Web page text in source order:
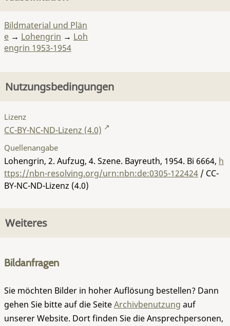
Bildmaterial und Plän
e → Lohengrin → Loh
engrin 1953-1954
Nutzungsbedingungen
Lizenz
CC-BY-NC-ND-Lizenz (4.0)
Quellenangabe
Lohengrin, 2. Aufzug, 4. Szene. Bayreuth, 1954. Bi 6664, h
ttps://nbn-resolving.org/urn:nbn:de:0305-122424 / CC-
BY-NC-ND-Lizenz (4.0)
Weiteres
Bildanfragen
Sie möchten Bilder in hoher Auflösung bestellen? Dann
gehen Sie bitte auf die SeiteArchivbenutzung auf
unserer Website. Dort finden Sie die Ansprechpersonen,